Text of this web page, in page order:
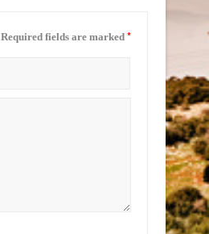
Required fields are marked *